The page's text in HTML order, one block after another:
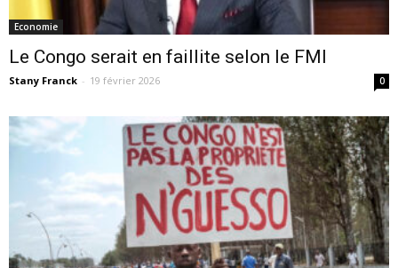
Economie
Le Congo serait en faillite selon le FMI
Stany Franck - 19 février 2026 0